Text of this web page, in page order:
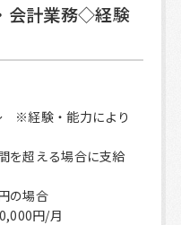
会計業務◇経験
※経験・能力により
超える場合に支給
の場合
円/月